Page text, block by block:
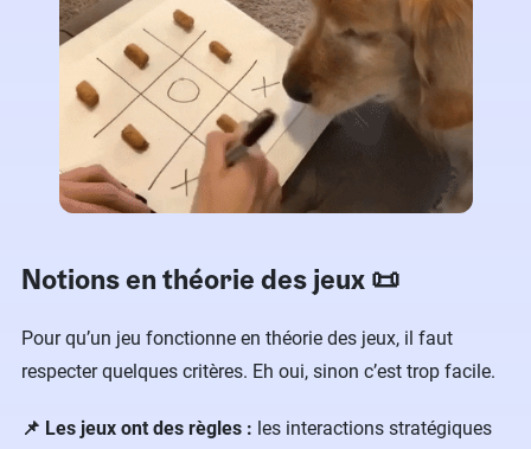
Notions en théorie des jeux 📜
Pour qu’un jeu fonctionne en théorie des jeux, il faut
respecter quelques critères. Eh oui, sinon c’est trop facile.
📌 Les jeux ont des règles : les interactions stratégiques